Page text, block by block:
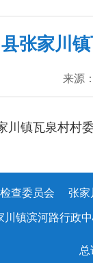
张家川
来源
川镇瓦泉村村
查委员会 张
川镇滨河路行政
总